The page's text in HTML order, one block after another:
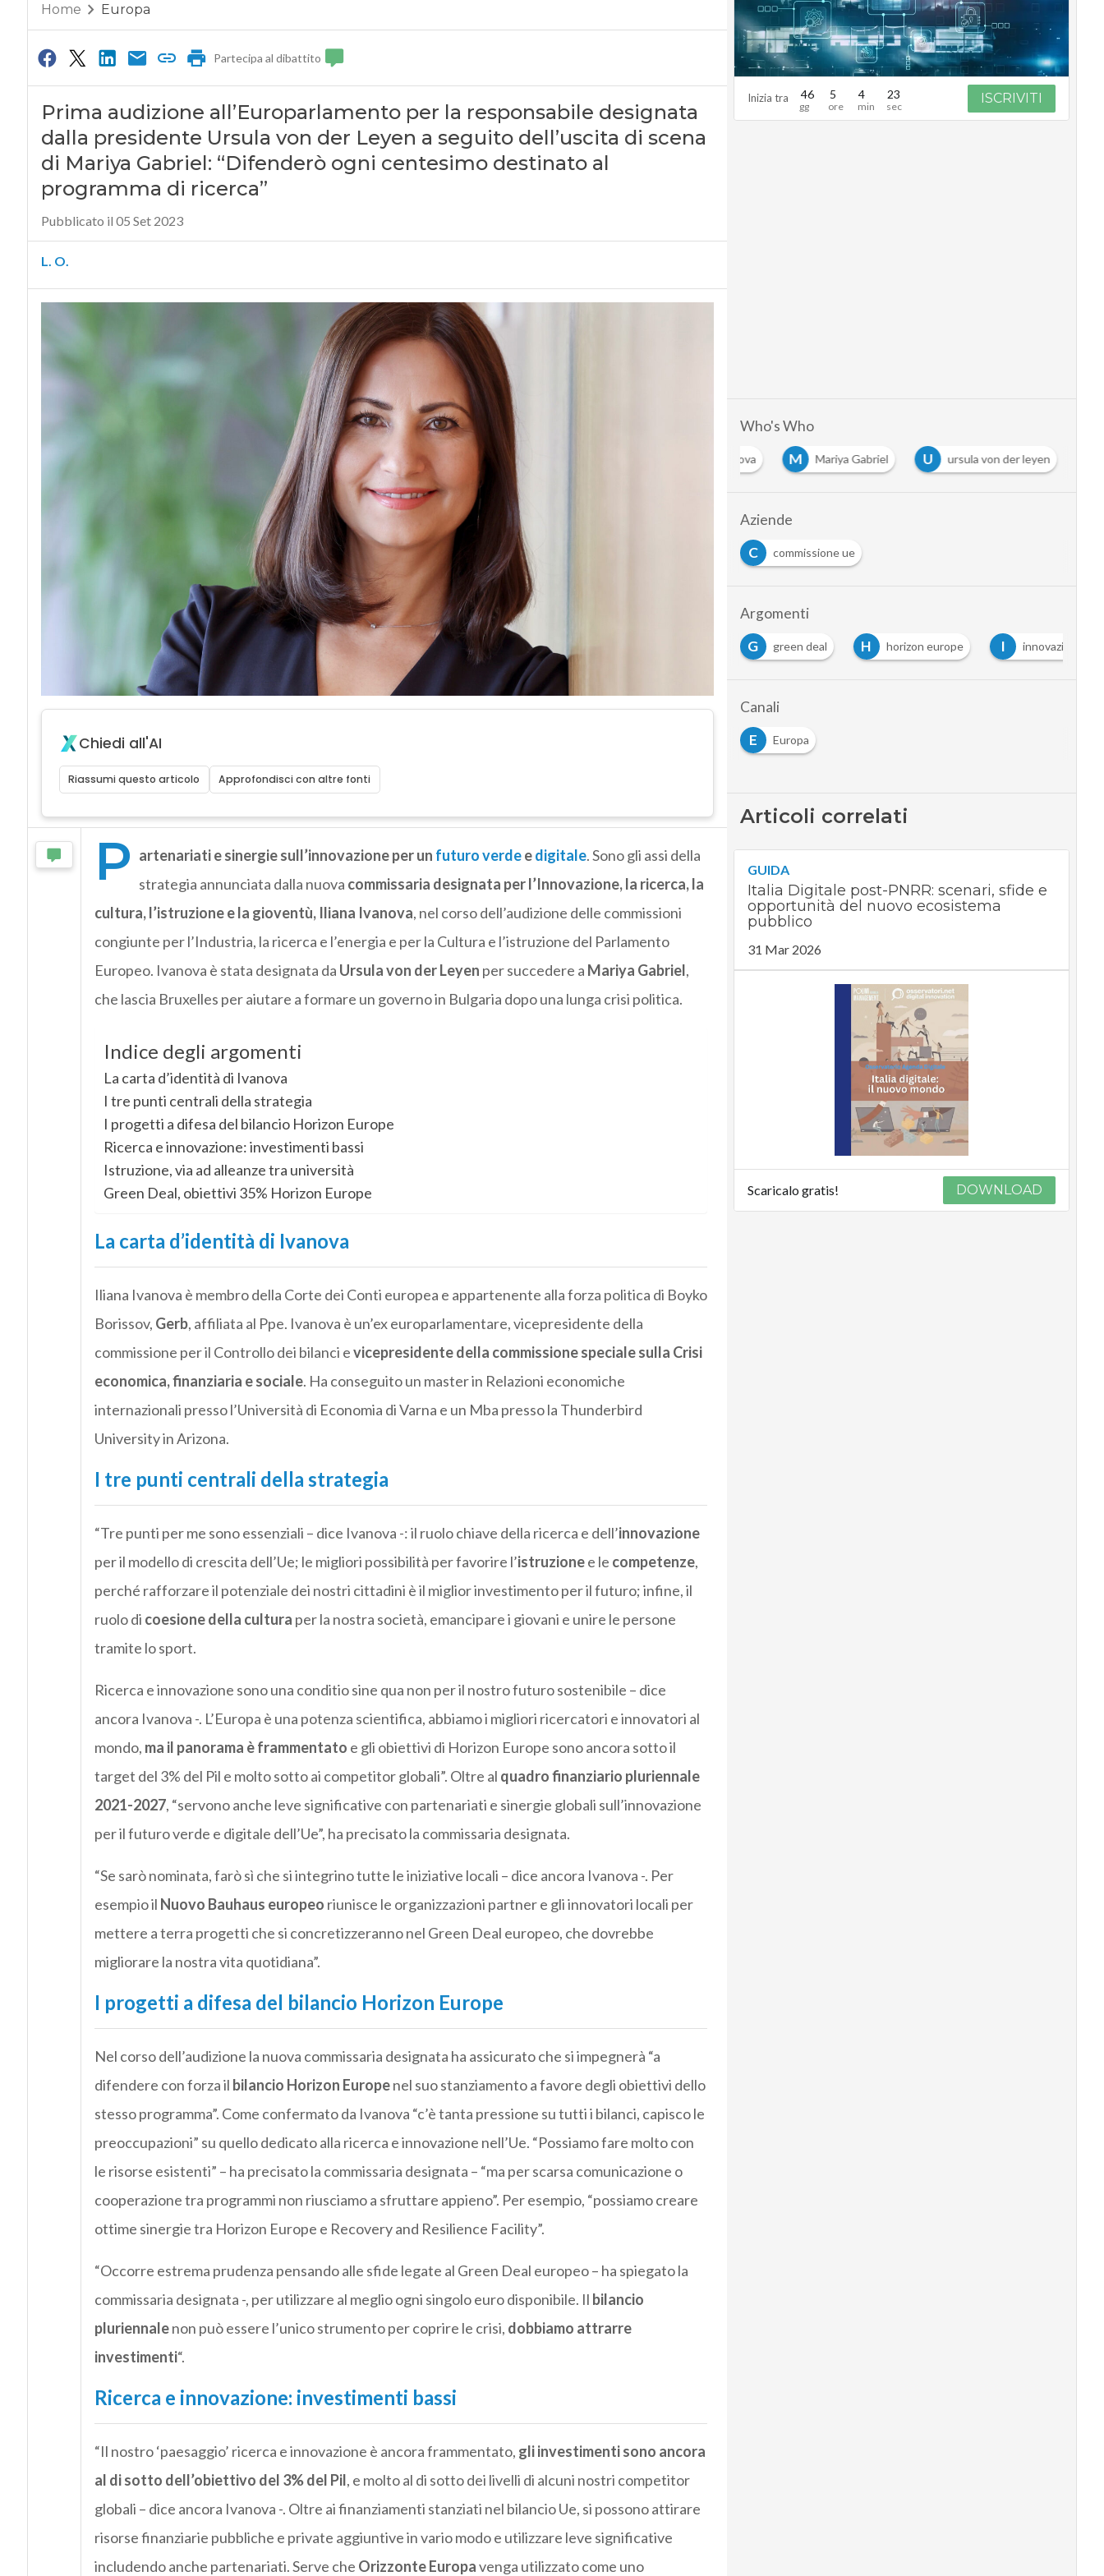
Home Europa
Partecipa al dibattito
Prima audizione all’Europarlamento per la responsabile designata
dalla presidente Ursula von der Leyen a seguito dell’uscita di scena
di Mariya Gabriel: “Difenderò ogni centesimo destinato al
programma di ricerca”
Pubblicato il 05 Set 2023
L. O.
Chiedi all'AI
Riassumi questo articolo Approfondisci con altre fonti
P artenariati e sinergie sull’innovazione per un futuro verdeedigitale. Sono gli assi della
strategia annunciata dalla nuova commissaria designata per l’Innovazione, la ricerca, la
cultura, l’istruzione e la gioventù, Iliana Ivanova, nel corso dell’audizione delle commissioni
congiunte per l’Industria, la ricerca e l’energia e per la Cultura e l’istruzione del Parlamento
Europeo. Ivanova è stata designata da Ursula von der Leyen per succedere a Mariya Gabriel,
che lascia Bruxelles per aiutare a formare un governo in Bulgaria dopo una lunga crisi politica.
Indice degli argomenti
La carta d’identità di Ivanova
I tre punti centrali della strategia
I progetti a difesa del bilancio Horizon Europe
Ricerca e innovazione: investimenti bassi
Istruzione, via ad alleanze tra università
Green Deal, obiettivi 35% Horizon Europe
La carta d’identità di Ivanova
Iliana Ivanova è membro della Corte dei Conti europea e appartenente alla forza politica di Boyko
Borissov, Gerb, affiliata al Ppe. Ivanova è un’ex europarlamentare, vicepresidente della
commissione per il Controllo dei bilanci evicepresidente della commissione speciale sulla Crisi
economica, finanziaria e sociale. Ha conseguito un master in Relazioni economiche
internazionali presso l’Università di Economia di Varna e un Mba presso la Thunderbird
University in Arizona.
I tre punti centrali della strategia
“Tre punti per me sono essenziali – dice Ivanova -: il ruolo chiave della ricerca e dell’innovazione
per il modello di crescita dell’Ue; le migliori possibilità per favorire l’istruzionee le competenze,
perché rafforzare il potenziale dei nostri cittadini è il miglior investimento per il futuro; infine, il
ruolo di coesione della cultura per la nostra società, emancipare i giovani e unire le persone
tramite lo sport.
Ricerca e innovazione sono una conditio sine qua non per il nostro futuro sostenibile – dice
ancora Ivanova -. L’Europa è una potenza scientifica, abbiamo i migliori ricercatori e innovatori al
mondo, ma il panorama è frammentato e gli obiettivi di Horizon Europe sono ancora sotto il
target del 3% del Pil e molto sotto ai competitor globali”. Oltre al quadro finanziario pluriennale
2021-2027, “servono anche leve significative con partenariati e sinergie globali sull’innovazione
per il futuro verde e digitale dell’Ue”, ha precisato la commissaria designata.
“Se sarò nominata, farò sì che si integrino tutte le iniziative locali – dice ancora Ivanova -. Per
esempio il Nuovo Bauhaus europeo riunisce le organizzazioni partner e gli innovatori locali per
mettere a terra progetti che si concretizzeranno nel Green Deal europeo, che dovrebbe
migliorare la nostra vita quotidiana”.
I progetti a difesa del bilancio Horizon Europe
Nel corso dell’audizione la nuova commissaria designata ha assicurato che si impegnerà “a
difendere con forza il bilancio Horizon Europenel suo stanziamento a favore degli obiettivi dello
stesso programma”. Come confermato da Ivanova “c’è tanta pressione su tutti i bilanci, capisco le
preoccupazioni” su quello dedicato alla ricerca e innovazione nell’Ue. “Possiamo fare molto con
le risorse esistenti” – ha precisato la commissaria designata – “ma per scarsa comunicazione o
cooperazione tra programmi non riusciamo a sfruttare appieno”. Per esempio, “possiamo creare
ottime sinergie tra Horizon Europe e Recovery and Resilience Facility”.
“Occorre estrema prudenza pensando alle sfide legate al Green Deal europeo – ha spiegato la
commissaria designata -, per utilizzare al meglio ogni singolo euro disponibile. Il bilancio
pluriennalenon può essere l’unico strumento per coprire le crisi, dobbiamo attrarre
investimenti“.
Ricerca e innovazione: investimenti bassi
“Il nostro ‘paesaggio’ ricerca e innovazione è ancora frammentato, gli investimenti sono ancora
al di sotto dell’obiettivo del 3% del Pil, e molto al di sotto dei livelli di alcuni nostri competitor
globali – dice ancora Ivanova -. Oltre ai finanziamenti stanziati nel bilancio Ue, si possono attirare
risorse finanziarie pubbliche e private aggiuntive in vario modo e utilizzare leve significative
includendo anche partenariati. Serve che Orizzonte Europavenga utilizzato come uno
Inizia tra 46 5 4 22 ISCRIVITI
Who's Who
Iliana Ivanova M Mariya Gabriel U ursula von der leyen
Aziende
C
commissione ue
Argomenti
G green deal H horizon europe I innovazione
Canali
E
Europa
Articoli correlati
GUIDA
Italia Digitale post-PNRR: scenari, sfide e
opportunità del nuovo ecosistema
pubblico
31 Mar 2026
Scaricalo gratis! DOWNLOAD